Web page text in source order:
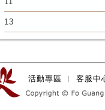
13
活動專區 ︱ 客服中